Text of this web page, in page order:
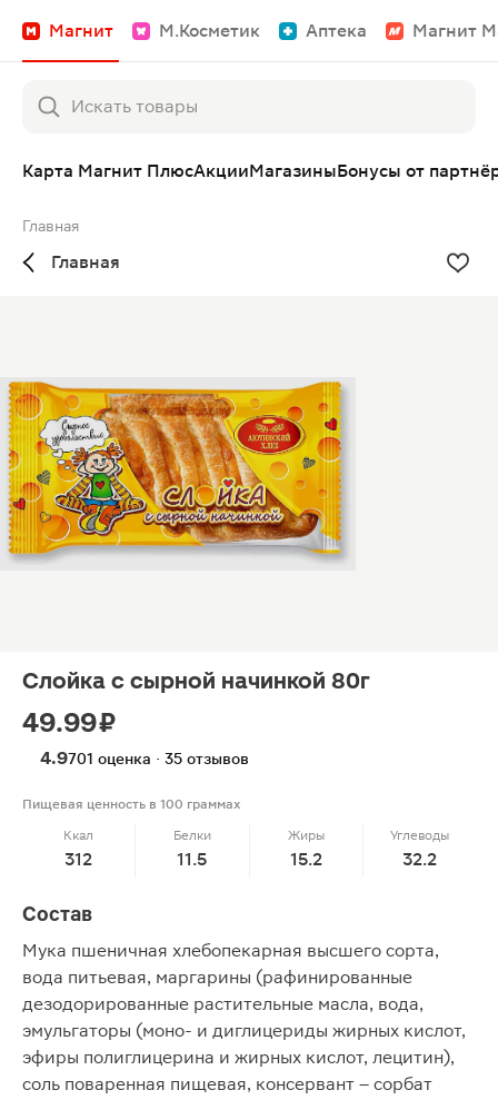
Магнит М.Косметик Аптека Магнит
Карта Магнит ПлюсАкцииМагазиныБонусы от
Главная
Главная
Слойка с сырной начинкой 80г
49.99 ₽
4.9701 оценка · 35 отзывов
Пищевая ценность в 100 граммах
Ккал
312
Белки
11.5
Жиры
15.2
Углеводы
32.2
Состав
Мука пшеничная хлебопекарная высшего сорта,
вода питьевая, маргарины (рафинированные
дезодорированные растительные масла, вода,
эмульгаторы (моно- и диглицериды жирных кислот,
эфиры полиглицерина и жирных кислот, лецитин),
соль поваренная пищевая, консервант – сорбат